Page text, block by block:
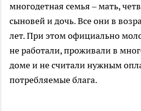
многодетная семья – мать,
сыновей и дочь. Все они в
лет. При этом официально
не работали, проживали в
доме и не считали нужным
потребляемые блага.